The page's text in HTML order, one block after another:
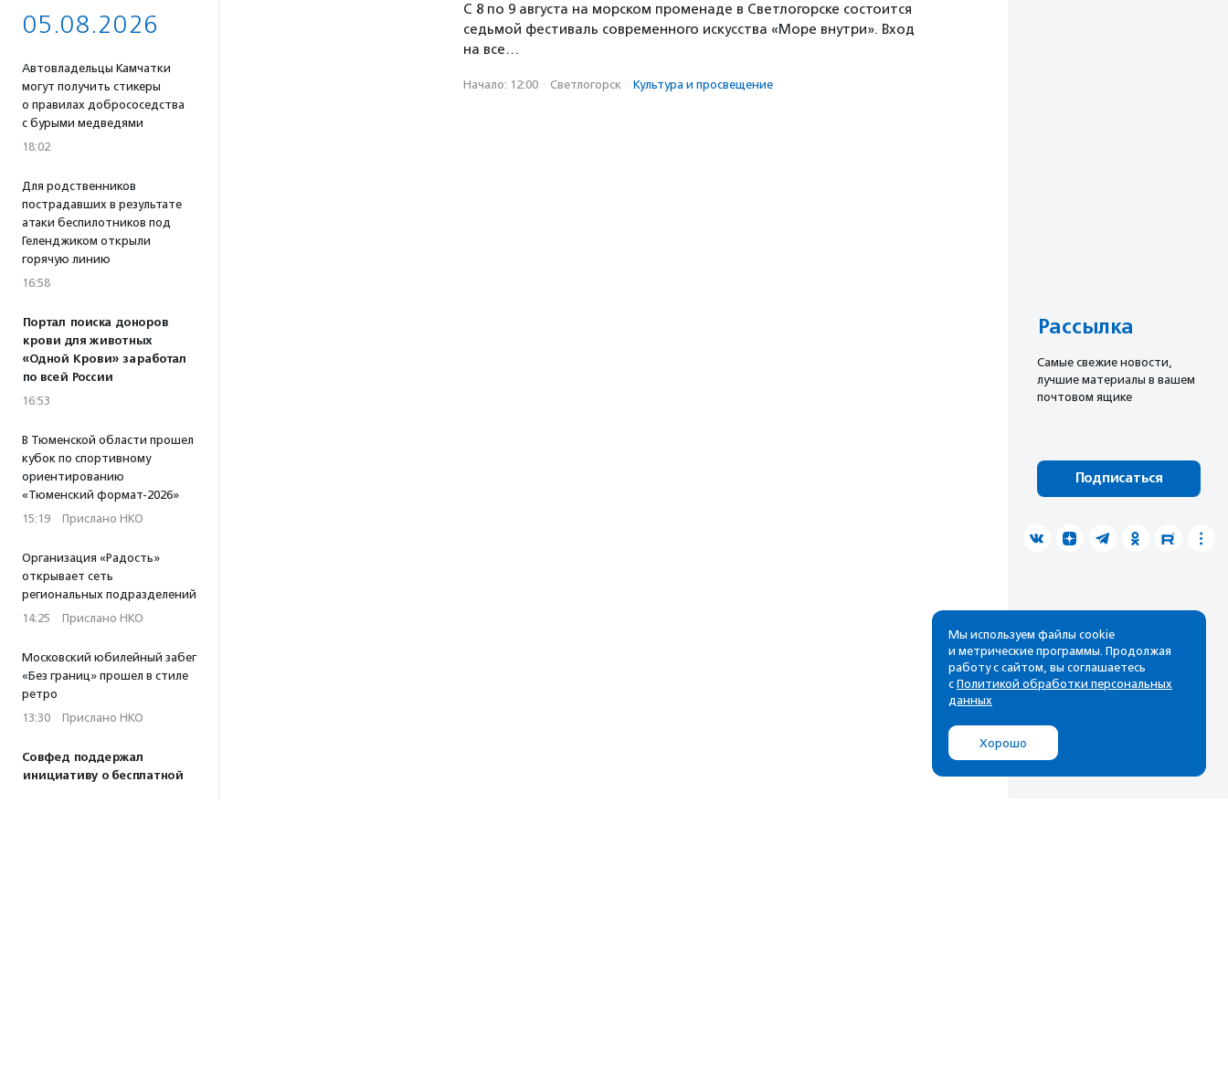
05.08.2026
Автовладельцы Камчатки
могут получить стикеры
о правилах добрососедства
с бурыми медведями
18:02
Для родственников
пострадавших в результате
атаки беспилотников под
Геленджиком открыли
горячую линию
16:58
Портал поиска доноров
крови для животных
«Одной Крови» заработал
по всей России
16:53
В Тюменской области прошел
кубок по спортивному
ориентированию
«Тюменский формат-2026»
15:19 · Прислано НКО
Организация «Радость»
открывает сеть
региональных подразделений
14:25 · Прислано НКО
Московский юбилейный забег
«Без границ» прошел в стиле
ретро
13:30 · Прислано НКО
Совфед поддержал
инициативу о бесплатной
С 8 по 9 августа на морском променаде в Светлогорске состоится
седьмой фестиваль современного искусства «Море внутри». Вход
на все…
Начало: 12:00 · Светлогорск · Культура и просвещение
Рассылка
Cамые свежие новости,
лучшие материалы в вашем
почтовом ящике
Подписаться
Мы используем файлы cookie
и метрические программы. Продолжая
работу с сайтом, вы соглашаетесь
с Политикой обработки персональных
данных
Хорошо